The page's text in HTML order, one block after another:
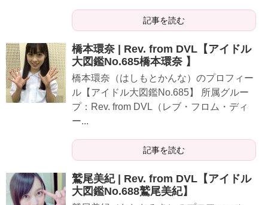
記事を読む
橋本環奈 | Rev. from DVL【アイドル
大図鑑No.685橋本環奈 】
橋本環奈（はしもとかんな）のプロフィー
ル【アイドル大図鑑No.685】 所属グルー
プ：Rev. from DVL（レブ・フロム・ディ
ー...
記事を読む
鷲尾美紀 | Rev. from DVL【アイドル
大図鑑No.688鷲尾美紀】